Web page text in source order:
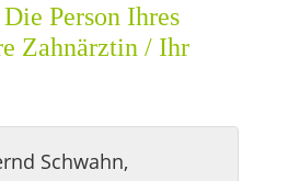
Person Ihres
Zahnärztin / Ihr
Schwahn,